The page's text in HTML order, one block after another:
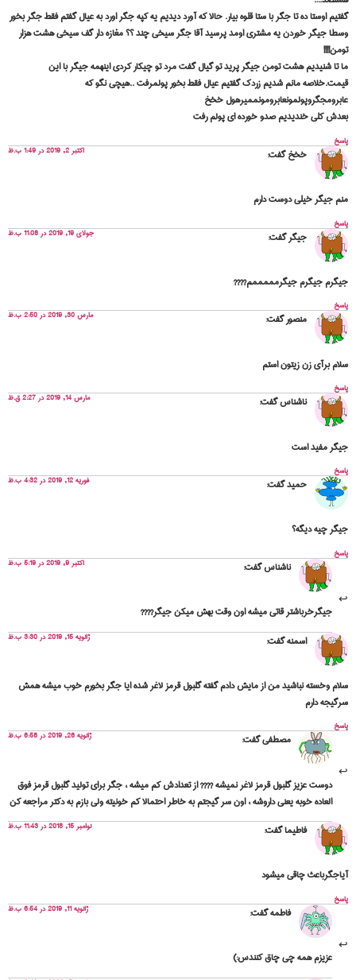
گفتیم اوستا ده تا جگر با ستا قلوه بیار. حالا که آورد دیدیم یه کپه جگر اورد به عیال گفتم فقط جگر بخور
وسطا جیگر خوردن یه مشتری اومد پرسید آقا جگر سیخی چند ؟؟ مغازه دار گف سیخی هشت هزار
تومن!!!!
ما تا شنیدیم هشت تومن جیگر پرید تو گیال گفت مرد تو چیکار کردی اینهمه جیگر با این
قیمت.خلاصه مانم شدیم زردک گفتیم عیال فقط بخور پولمرفت ..هیچی نگو که
عابرومجگروپولمونعابرومونممیرهول خخخ
بعدش کلی خندیدیم صدو خورده ای پولم رفت
پاسخ
خخخگفت: اکتبر 2, 2019 در 1:49 ب.ظ
منم جیگر خیلی دوست دارم
پاسخ
جیگرگفت: جولای 19, 2019 در 11:08 ب.ظ
جیگرم جیگرم جیگرمممممم????
پاسخ
منصورگفت: مارس 30, 2019 در 2:50 ب.ظ
سلام برآی زن زیتون استم
پاسخ
ناشناسگفت: مارس 14, 2019 در 2:27 ق.ظ
جیگر مفید است
پاسخ
حمیدگفت: فوریه 12, 2019 در 4:32 ب.ظ
جیگر چیه دیگه؟
پاسخ
ناشناسگفت: اکتبر 9, 2019 در 5:19 ب.ظ
جیگرخرباشتر قاتی میشه اون وقت بهش میکن جیگر????
اسمنهگفت: ژانویه 15, 2019 در 3:30 ب.ظ
سلام وخسته نباشید من از مایش دادم گفته گلبول قرمز لاغر شده ایا جگر بخورم خوب میشه همش
سرگیجه دارم
پاسخ
مصطفیگفت: ژانویه 26, 2019 در 6:58 ب.ظ
دوست عزیز گلبول قرمز لاغر نمیشه ???? از تعدادش کم میشه ، جگر برای تولید گلبول قرمز فوق
العاده خوبه یعنی داروشه ، اون سر گیجتم به خاطر احتمالا کم خونیته ولی بازم به دکتر مراجعه کن
فاطیماگفت: نوامبر 15, 2018 در 11:43 ب.ظ
آیاجگرباعث چاقی میشود
پاسخ
فاطمهگفت: ژانویه 11, 2019 در 6:54 ب.ظ
عزیزم همه چی چاق کنندس:)